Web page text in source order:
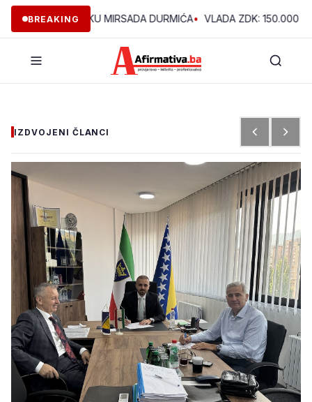
BREAKING
VOĆNJAKU MIRSADA DURMIĆA• VLADA ZDK: 150.000 KM ZA
IZDVOJENI ČLANCI